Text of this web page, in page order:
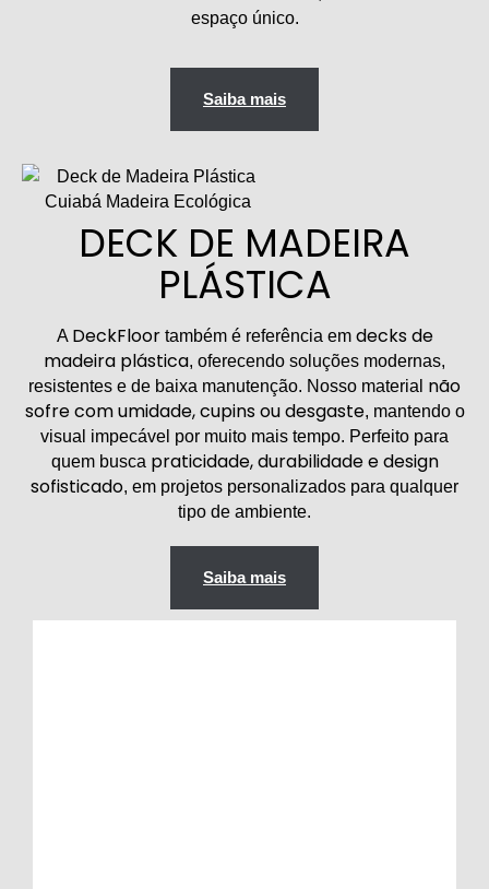
espaço único.
Saiba mais
DECK DE MADEIRA
PLÁSTICA
A DeckFloortambém é referência em decks de
madeira plástica, oferecendo soluções modernas,
resistentes e de baixa manutenção. Nosso material não
sofre com umidade, cupins ou desgaste, mantendo o
visual impecável por muito mais tempo. Perfeito para
quem busca praticidade, durabilidade e design
sofisticado, em projetos personalizados para qualquer
tipo de ambiente.
Saiba mais